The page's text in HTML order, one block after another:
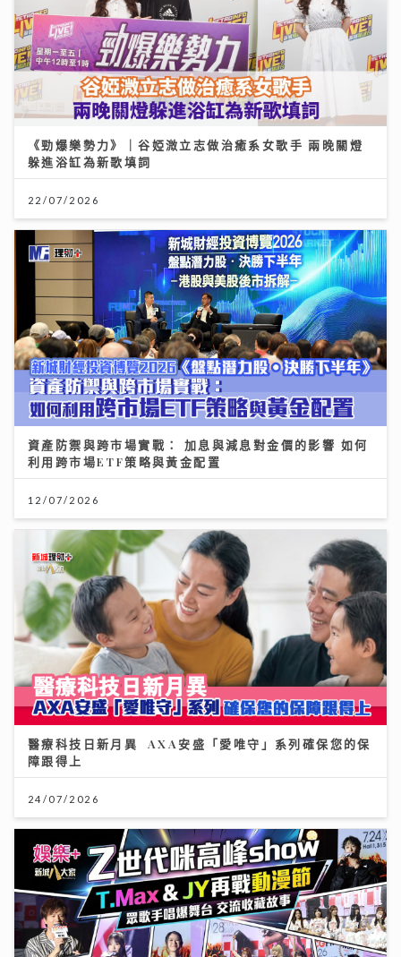
《勁爆樂勢力》｜谷婭溦立志做治癒系女歌手 兩晚關燈
躲進浴缸為新歌填詞
22/07/2026
資產防禦與跨市場實戰： 加息與減息對金價的影響 如何
利用跨市場ETF策略與黃金配置
12/07/2026
醫療科技日新月異 AXA安盛「愛唯守」系列確保您的保
障跟得上
24/07/2026